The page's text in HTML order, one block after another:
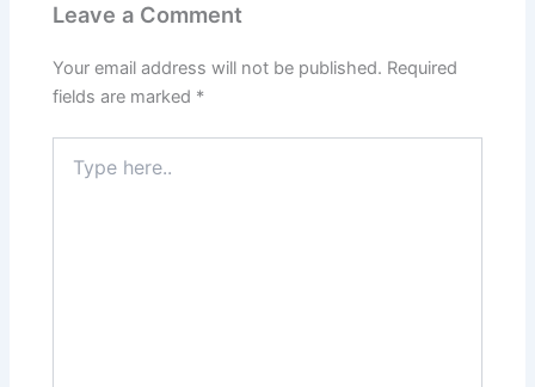
Leave a Comment
Your email address will not be published. Required
fields are marked *
here..